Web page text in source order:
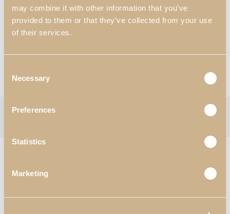
may combine it with other information that you’ve
provided to them or that they’ve collected from your use
of their services.
Selection
Necessary
Preferences
Statistics
Marketing
N57- Eucalipto Ahumado Alto Brillo;
N61- Madras Alto Brillo.
*Personalización disponible
Solicitar Información
Consultar Catálogos
Categorías:
Soho